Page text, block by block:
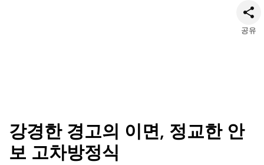
강경한 경고의 이면, 정교한 안
보 고차방정식
공유